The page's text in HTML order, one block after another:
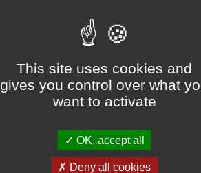
This site uses cookies and
gives you control over what
want to activate
OK, accept all
Deny all cookies